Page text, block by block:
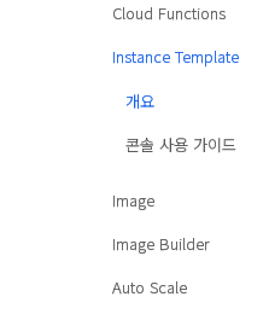
Cloud Functions
Instance Template
개요
콘솔 사용 가이드
Image
Image Builder
Auto Scale